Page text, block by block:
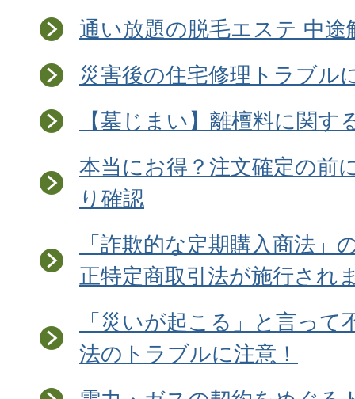
通い放題の脱毛エステ 中途
災害後の住宅修理トラブル
【墓じまい】離檀料に関
本当にお得？注文確定の前
り確認
「詐欺的な定期購入商法」
正特定商取引法が施行され
「災いが起こる」と言っ
法のトラブルに注意！